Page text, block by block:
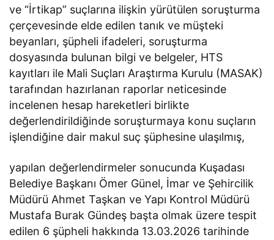
ve “İrtikap” suçlarına ilişkin yürütülen soruşturma
çerçevesinde elde edilen tanık ve müşteki
beyanları, şüpheli ifadeleri, soruşturma
dosyasında bulunan bilgi ve belgeler, HTS
kayıtları ile Mali Suçları Araştırma Kurulu (MASAK)
tarafından hazırlanan raporlar neticesinde
incelenen hesap hareketleri birlikte
değerlendirildiğinde soruşturmaya konu suçların
işlendiğine dair makul suç şüphesine ulaşılmış,
yapılan değerlendirmeler sonucunda Kuşadası
Belediye Başkanı Ömer Günel, İmar ve Şehircilik
Müdürü Ahmet Taşkan ve Yapı Kontrol Müdürü
Mustafa Burak Gündeş başta olmak üzere tespit
edilen 6 şüpheli hakkında 13.03.2026 tarihinde